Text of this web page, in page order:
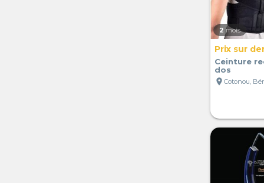
2 mois
Prix sur
Ceinture
dos
location_on Cotonou,